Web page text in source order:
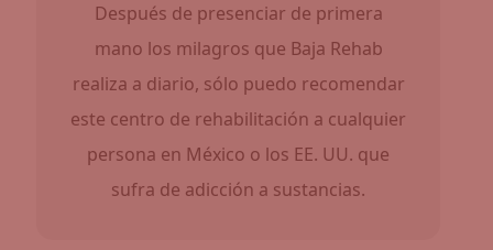
Después de presenciar de primera
mano los milagros que Baja Rehab
realiza a diario, sólo puedo recomendar
este centro de rehabilitación a cualquier
persona en México o los EE. UU. que
sufra de adicción a sustancias.